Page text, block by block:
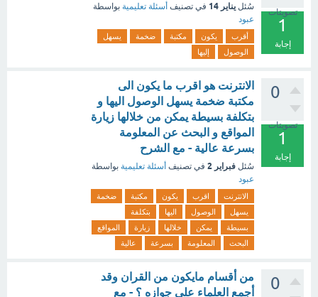
تصويتات
1
إجابة
سُئل يناير 14 في تصنيف أسئلة تعليمية بواسطة
عبود
أقرب يكون مكتبة ضخمة
يسهل
الوصول
إليها
0
تصويتات
1
إجابة
الانترنت هو اقرب ما يكون الى
مكتبة ضخمة يسهل الوصول اليها و
بتكلفة بسيطة يمكن من خلالها زيارة
المواقع و البحث عن المعلومة
بسرعة عالية - مع الشرح
سُئل فبراير 2 في تصنيف أسئلة تعليمية بواسطة
عبود
الانترنت اقرب يكون مكتبة
ضخمة
يسهل
الوصول اليها
بتكلفة
بسيطة
يمكن خلالها زيارة
المواقع
البحث
المعلومة بسرعة عالية
0
من أقسام مايكون من القران وقد
أجمع العلماء على جوازه ؟ - مع